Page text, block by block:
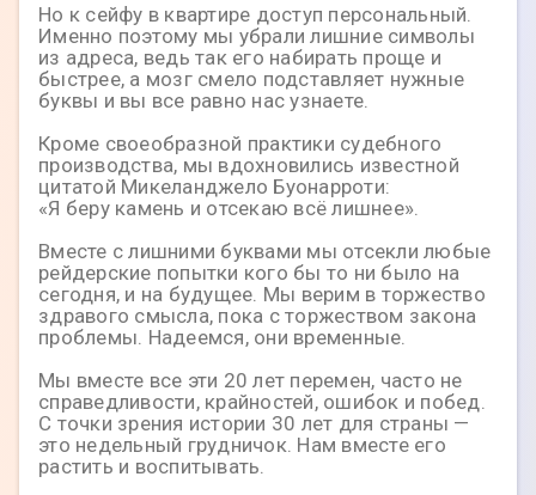
Но к сейфу в квартире доступ персональный.
Именно поэтому мы убрали лишние символы
из адреса, ведь так его набирать проще и
быстрее, а мозг смело подставляет нужные
буквы и вы все равно нас узнаете.
Кроме своеобразной практики судебного
производства, мы вдохновились известной
цитатой Микеланджело Буонарроти:
«Я беру камень и отсекаю всё лишнее».
Вместе с лишними буквами мы отсекли любые
рейдерские попытки кого бы то ни было на
сегодня, и на будущее. Мы верим в торжество
здравого смысла, пока с торжеством закона
проблемы. Надеемся, они временные.
Мы вместе все эти 20 лет перемен, часто не
справедливости, крайностей, ошибок и побед.
С точки зрения истории 30 лет для страны —
это недельный грудничок. Нам вместе его
растить и воспитывать.